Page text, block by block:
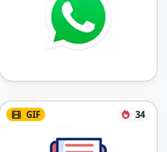
GIF 34